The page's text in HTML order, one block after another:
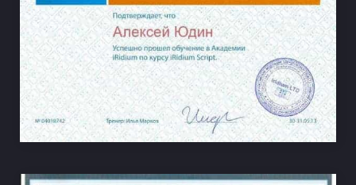
НА ВЕСЬ ЭКРАН